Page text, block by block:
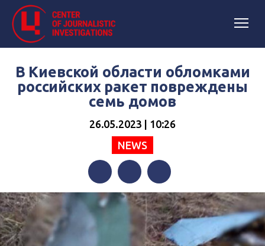
В Киевской области обломками
российских ракет повреждены
семь домов
26.05.2023 | 10:26
NEWS
FacebookTwitterTelegram